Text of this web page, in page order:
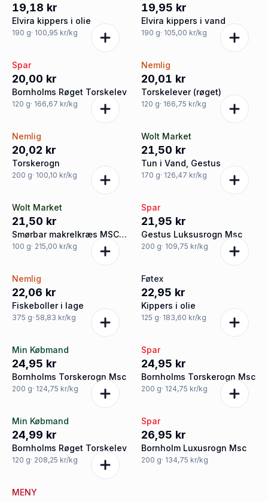
19,18 kr
Elvira kippers i olie
190 g· 100,95 kr/kg
19,95 kr
Elvira kippers i vand
190 g· 105,00 kr/kg
Spar
20,00 kr
Bornholms Røget Torskelev
120 g· 166,67 kr/kg
Nemlig
20,01 kr
Torskelever (røget)
120 g· 166,75 kr/kg
Nemlig
20,02 kr
Torskerogn
200 g· 100,10 kr/kg
Wolt Market
21,50 kr
Tun i Vand, Gestus
170 g· 126,47 kr/kg
Wolt Market
21,50 kr
Smørbar makrelkræs MSC,
Amanda
100 g· 215,00 kr/kg
Spar
21,95 kr
Gestus Luksusrogn Msc
200 g· 109,75 kr/kg
Nemlig
22,06 kr
Fiskeboller i lage
375 g· 58,83 kr/kg
Føtex
22,95 kr
Kippers i olie
125 g· 183,60 kr/kg
Min Købmand
24,95 kr
Bornholms Torskerogn Msc
200 g· 124,75 kr/kg
Spar
24,95 kr
Bornholms Torskerogn Msc
200 g· 124,75 kr/kg
Min Købmand
24,99 kr
Bornholms Røget Torskelev
120 g· 208,25 kr/kg
Spar
26,95 kr
Bornholm Luxusrogn Msc
200 g· 134,75 kr/kg
MENY